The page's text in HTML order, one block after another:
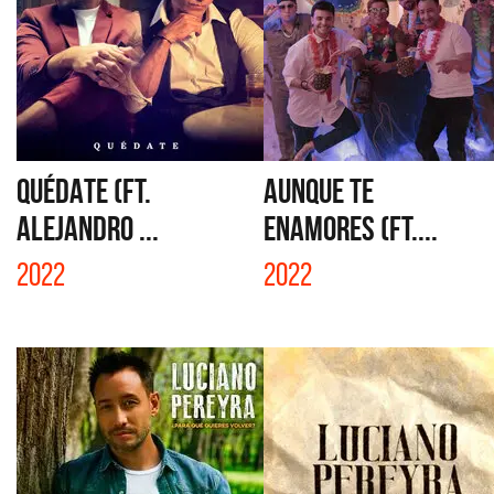
QUÉDATE (FT.
ALEJANDRO ...
2022
AUNQUE TE
ENAMORES (FT....
2022